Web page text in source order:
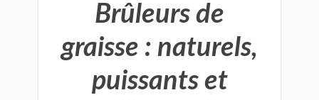
Brûleurs de
graisse : naturels,
puissants et